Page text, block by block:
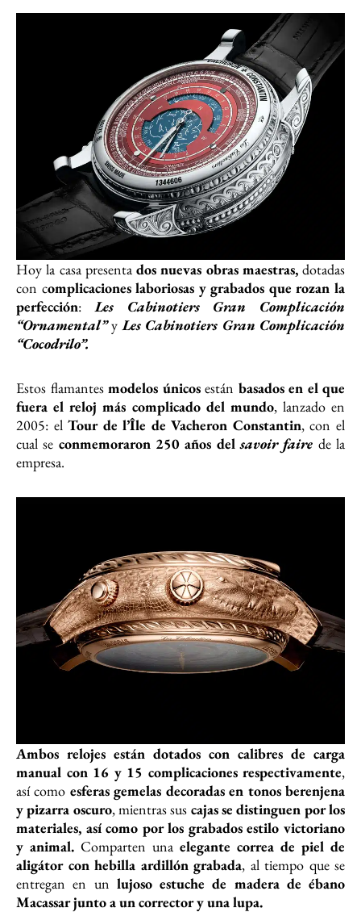
Hoy la casa presenta dos nuevas obras maestras,dotadas
con complicaciones laboriosas y grabados que rozan la
perfección:Les Cabinotiers Gran Complicación
“Ornamental”yLes Cabinotiers Gran Complicación
“Cocodrilo”.
Estos flamantes modelos únicosestán basados en el que
fuera el reloj más complicado del mundo, lanzado en
2005: elTour de l’Île de Vacheron Constantin, con el
cual se conmemoraron 250 años delsavoir faire de la
empresa.
Ambos relojes están dotados con calibres de carga
manual con 16 y 15 complicaciones respectivamente,
así como esferas gemelas decoradas en tonos berenjena
y pizarra oscuro, mientras sus cajas se distinguen por los
materiales, así como por los grabados estilo victoriano
y animal. Comparten una elegante correa de piel de
aligátor con hebilla ardillón grabada, al tiempo que se
entregan en un lujoso estuche de madera de ébano
Macassar junto a un corrector y una lupa.